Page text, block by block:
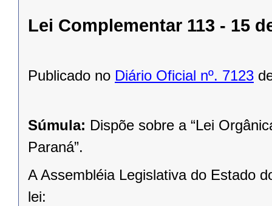
Lei Complementar 113 - 15
Publicado no Diário Oficial nº. 7123
Súmula: Dispõe sobre a “Lei
Paraná”.
A Assembléia Legislativa do Estado
lei: